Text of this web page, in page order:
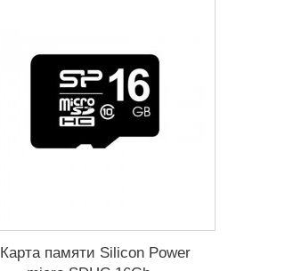
Карта памяти Silicon Power